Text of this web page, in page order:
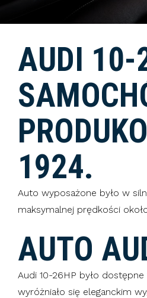
AUDI 10-
1924.
Auto wyposażone było w
maksymalnej prędkości
AUTO
Audi 10-26HP było
wyróżniało się eleganckim